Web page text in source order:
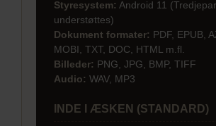
Styresystem: Android 11
understøttes)
Dokument formater: PDF, EPUB,
MOBI, TXT, DOC, HTML m.fl.
Billeder: PNG, JPG, BMP, TIFF
Audio: WAV, MP3
INDE I ÆSKEN (STANDARD)